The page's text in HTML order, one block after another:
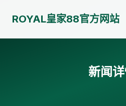
ROYAL皇家88官方网站
新闻